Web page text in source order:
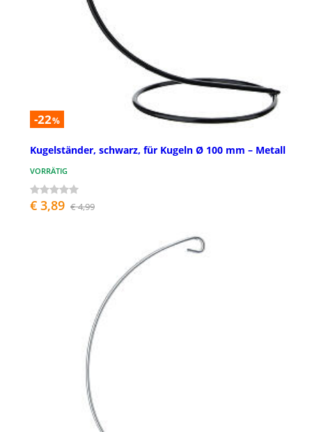
-22%
Kugelständer, schwarz, für Kugeln Ø 100 mm – Metall
VORRÄTIG
€ 3,89 € 4,99